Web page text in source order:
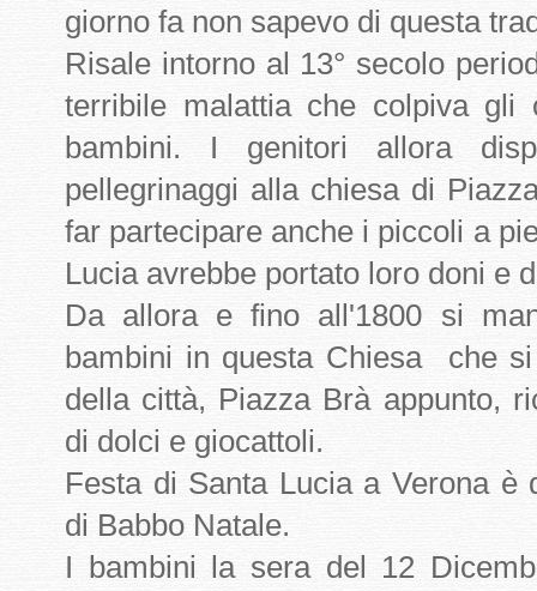
giorno fa non sapevo di questa
Risale intorno al 13° secolo
terribile malattia che colpiva gli
bambini. I genitori allora
pellegrinaggi alla chiesa di
far partecipare anche i piccoli a
Lucia avrebbe portato loro doni e
Da allora e fino all'1800 si
bambini in questa Chiesa che
della città, Piazza Brà appunto,
di dolci e giocattoli.
Festa di Santa Lucia a Verona è
di Babbo Natale.
I bambini la sera del 12